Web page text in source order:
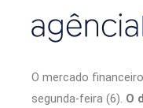
O mercado
segunda-feira (6). O